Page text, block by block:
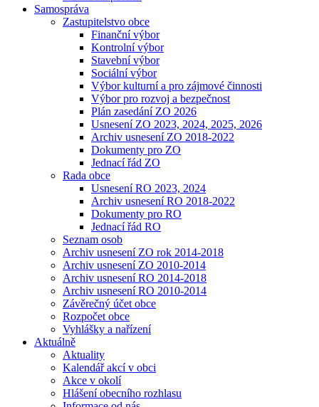
Samospráva
Zastupitelstvo obce
Finanční výbor
Kontrolní výbor
Stavební výbor
Sociální výbor
Výbor kulturní a pro zájmové činnosti
Výbor pro rozvoj a bezpečnost
Plán zasedání ZO 2026
Usnesení ZO 2023, 2024, 2025, 2026
Archiv usnesení ZO 2018-2022
Dokumenty pro ZO
Jednací řád ZO
Rada obce
Usnesení RO 2023, 2024
Archiv usnesení RO 2018-2022
Dokumenty pro RO
Jednací řád RO
Seznam osob
Archiv usnesení ZO rok 2014-2018
Archiv usnesení ZO 2010-2014
Archiv usnesení RO 2014-2018
Archiv usnesení RO 2010-2014
Závěrečný účet obce
Rozpočet obce
Vyhlášky a nařízení
Aktuálně
Aktuality
Kalendář akcí v obci
Akce v okolí
Hlášení obecního rozhlasu